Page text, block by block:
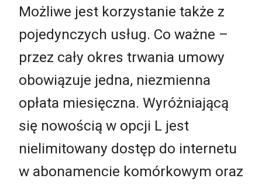
Możliwe jest korzystanie także z
pojedynczych usług. Co ważne –
przez cały okres trwania umowy
obowiązuje jedna, niezmienna
opłata miesięczna. Wyróżniającą
się nowością w opcji L jest
nielimitowany dostęp do internetu
w abonamencie komórkowym oraz